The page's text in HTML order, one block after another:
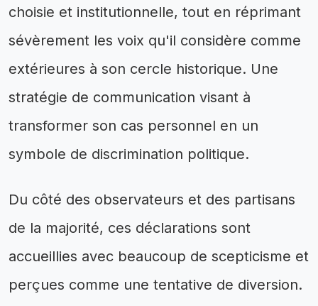
choisie et institutionnelle, tout en réprimant
sévèrement les voix qu'il considère comme
extérieures à son cercle historique. Une
stratégie de communication visant à
transformer son cas personnel en un
symbole de discrimination politique.
Du côté des observateurs et des partisans
de la majorité, ces déclarations sont
accueillies avec beaucoup de scepticisme et
perçues comme une tentative de diversion.